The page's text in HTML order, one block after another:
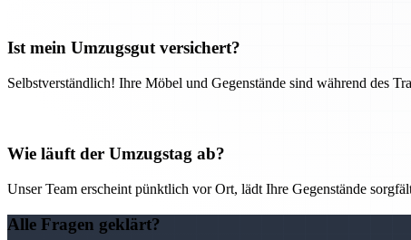
Ist mein Umzugsgut versichert?
Selbstverständlich! Ihre Möbel und Gegenstände sind während des
Wie läuft der Umzugstag ab?
Unser Team erscheint pünktlich vor Ort, lädt Ihre Gegenstände
Alle Fragen geklärt?